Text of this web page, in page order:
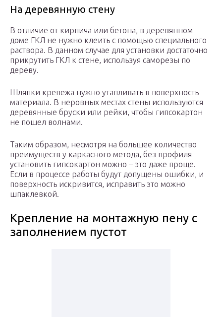
На деревянную стену
В отличие от кирпича или бетона, в деревянном
доме ГКЛ не нужно клеить с помощью специального
раствора. В данном случае для установки достаточно
прикрутить ГКЛ к стене, используя саморезы по
дереву.
Шляпки крепежа нужно утапливать в поверхность
материала. В неровных местах стены используются
деревянные бруски или рейки, чтобы гипсокартон
не пошел волнами.
Таким образом, несмотря на большее количество
преимуществ у каркасного метода, без профиля
установить гипсокартон можно – это даже проще.
Если в процессе работы будут допущены ошибки, и
поверхность искривится, исправить это можно
шпаклевкой.
Крепление на монтажную пену с
заполнением пустот